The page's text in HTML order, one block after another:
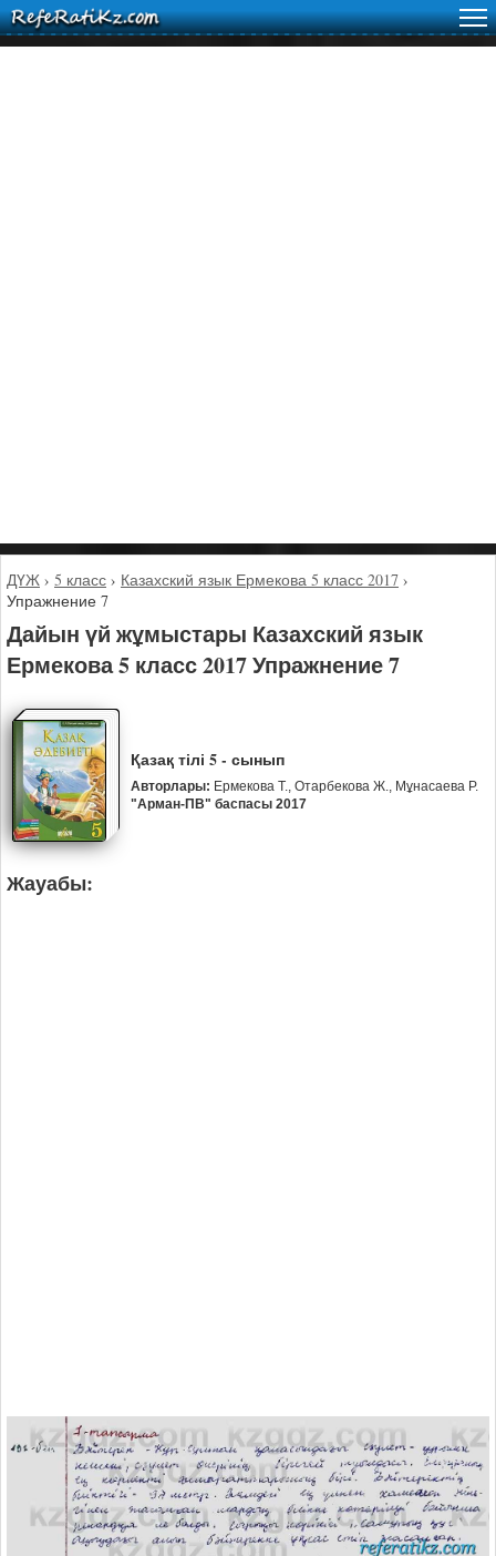
ДҮЖ › 5 класс › Казахский язык Ермекова 5 класс 2017 ›
Упражнение 7
Дайын үй жұмыстары Казахский язык
Ермекова 5 класс 2017 Упражнение 7
Қазақ тілі 5 - сынып
Авторлары: Ермекова Т., Отарбекова Ж., Мұнасаева Р.
"Арман-ПВ" баспасы 2017
Жауабы: